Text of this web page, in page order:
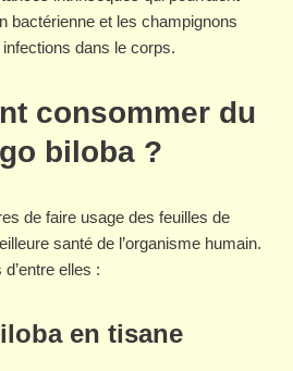
bactérienne et les champignons
dans le corps.
consommer du
biloba ?
de faire usage des feuilles de
santé de l’organisme humain.
elles :
en tisane